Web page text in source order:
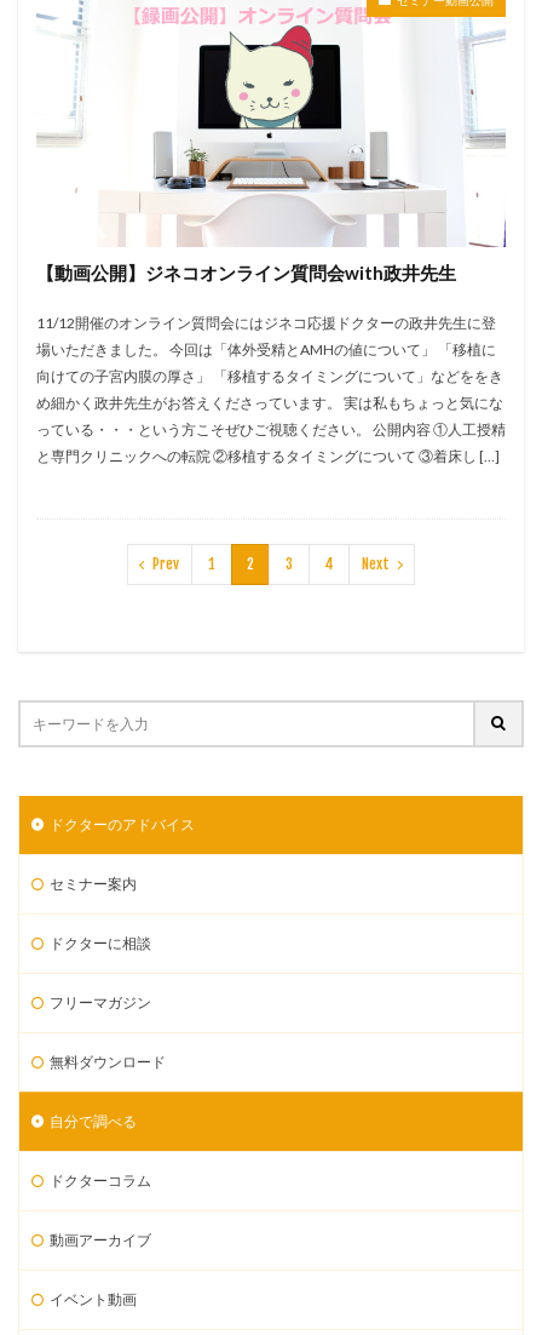
【動画公開】ジネコオンライン質問会with政井先生
11/12開催のオンライン質問会にはジネコ応援ドクターの政井先生に登
場いただきました。 今回は「体外受精とAMHの値について」 「移植に
向けての子宮内膜の厚さ」 「移植するタイミングについて」などををき
め細かく政井先生がお答えくださっています。 実は私もちょっと気にな
っている・・・という方こそぜひご視聴ください。 公開内容 ①人工授精
と専門クリニックへの転院 ②移植するタイミングについて ③着床し […]
Prev 1 2 3 4 Next
ドクターのアドバイス
セミナー案内
ドクターに相談
フリーマガジン
無料ダウンロード
自分で調べる
ドクターコラム
動画アーカイブ
イベント動画